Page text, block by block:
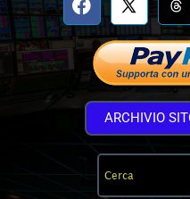
ARCHIVIO